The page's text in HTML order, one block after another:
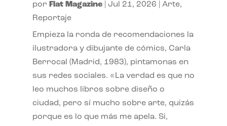
por Flat Magazine| Jul 21, 2026 Arte,
Reportaje
Empieza la ronda de recomendaciones la
ilustradora y dibujante de cómics, Carla
Berrocal (Madrid, 1983), pintamonas en
sus redes sociales. «La verdad es que no
leo muchos libros sobre diseño o
ciudad, pero sí mucho sobre arte, quizás
porque es lo que más me apela. Si,